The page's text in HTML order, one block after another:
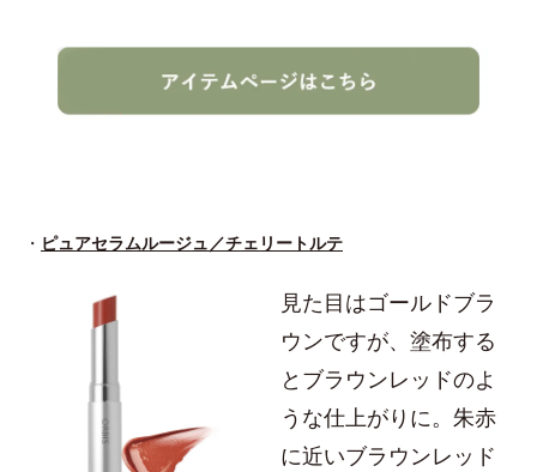
・ ピュアセラムルージュ／チェリートルテ
見た目はゴールドブラ
ウンですが、塗布する
とブラウンレッドのよ
うな仕上がりに。朱赤
に近いブラウンレッド